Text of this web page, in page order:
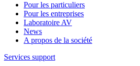
Pour les particuliers
Pour les entreprises
Laboratoire AV
News
A propos de la société
Services support